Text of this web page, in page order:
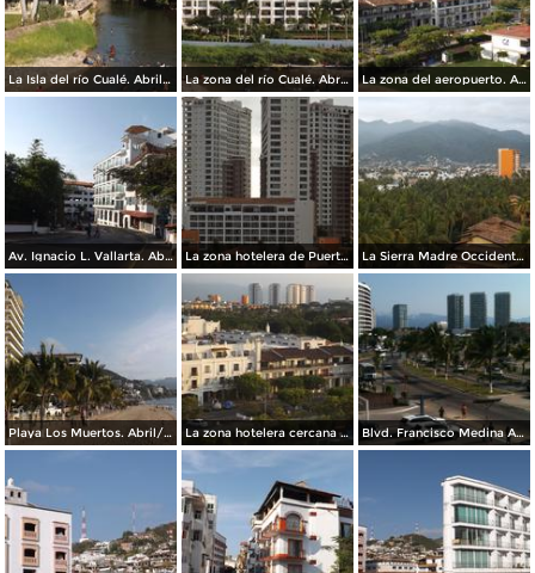
La Isla del río Cualé. Abril/2015 La zona del río Cualé. Abril/2015 La zona del aeropuerto. Abril/2015
Av. Ignacio L. Vallarta. Abril/2015 La zona hotelera de Puerto Vallarta. Abril/2015 La Sierra Madre Occidental desde la zona hotelera. Abril/2015
Playa Los Muertos. Abril/2015 La zona hotelera cercana al aeropuerto. Mayo/2015 Blvd. Francisco Medina Ascencio. Abril/2015